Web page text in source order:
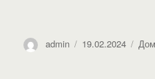
Автор
admin Опубликовано
19.02.2024